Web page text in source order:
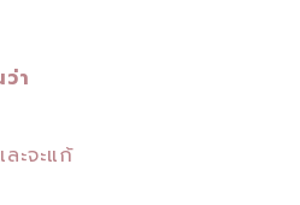
า
ะจะแก้